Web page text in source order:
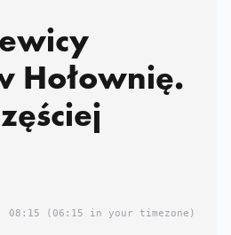
Hołownię.
08:15 (06:15 in your timezone)